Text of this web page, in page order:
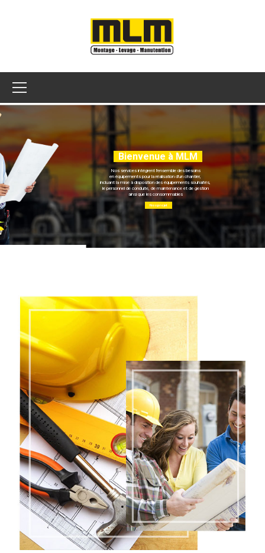
Nos services intégrent l'ensemble des besoins
en équipements pour la réalisation d'un chantier,
incluant la mise à disposition des équipements souhaités,
le personnel de conduite, de maintenance et de gestion
ainsi que les consommables
Bienvenue à MLM
Nos projet